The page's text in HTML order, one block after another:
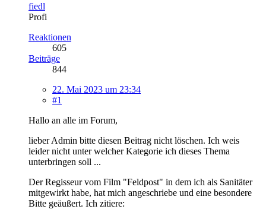
fiedl
Profi
Reaktionen
605
Beiträge
844
22. Mai 2023 um 23:34
#1
Hallo an alle im Forum,
lieber Admin bitte diesen Beitrag nicht löschen. Ich weis
leider nicht unter welcher Kategorie ich dieses Thema
unterbringen soll ...
Der Regisseur vom Film "Feldpost" in dem ich als Sanitäter
mitgewirkt habe, hat mich angeschriebe und eine besondere
Bitte geäußert. Ich zitiere: